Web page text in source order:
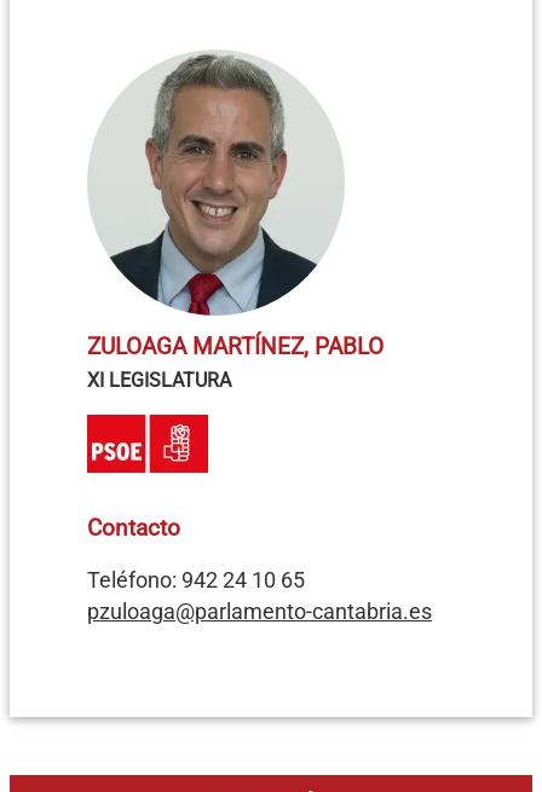
ZULOAGA MARTÍNEZ, PABLO
XI LEGISLATURA
Contacto
Teléfono: 942 24 10 65
pzuloaga@parlamento-cantabria.es